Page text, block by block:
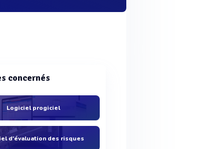
concernés
Logiciel progiciel
d'évaluation des risques